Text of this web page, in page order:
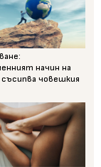
начин на
човешкия